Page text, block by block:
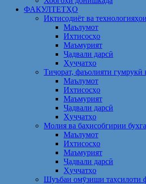
ФАКУЛТЕТҲО
Иқтисодиёт ва
Маълумот
Ихтисосҳо
Маъмурият
Ҷадвали дарсӣ
Ҳуҷҷатҳо
Тиҷорат, фаъолияти гумрукӣ
Маълумот
Ихтисосҳо
Маъмурият
Ҷадвали дарсӣ
Ҳуҷҷатҳо
Молия ва баҳисобгирии
Маълумот
Ихтисосҳо
Маъмурият
Ҷадвали дарсӣ
Ҳуҷҷатҳо
Шуъбаи омӯзиши таҳсилоти